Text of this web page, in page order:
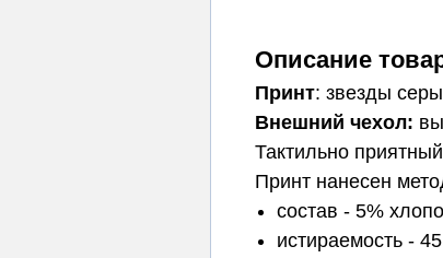
Описание
Принт: звезды
Внешний чехол:
Тактильно
Принт нанесен
состав - 5%
истираемость -